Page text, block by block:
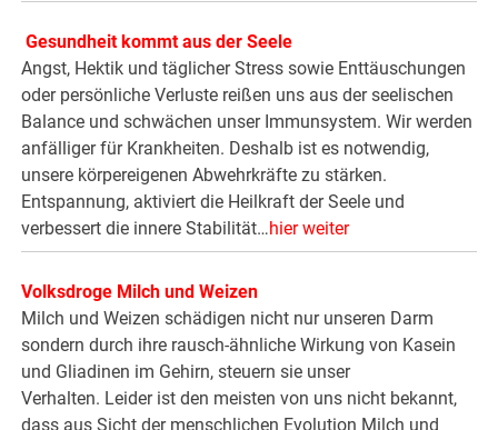
Gesundheit kommt aus der Seele
Angst, Hektik und täglicher Stress sowie Enttäuschungen
oder persönliche Verluste reißen uns aus der seelischen
Balance und schwächen unser Immunsystem. Wir werden
anfälliger für Krankheiten. Deshalb ist es notwendig,
unsere körpereigenen Abwehrkräfte zu stärken.
Entspannung, aktiviert die Heilkraft der Seele und
verbessert die innere Stabilität…hier weiter
Volksdroge Milch und Weizen
Milch und Weizen schädigen nicht nur unseren Darm
sondern durch ihre rausch-ähnliche Wirkung von Kasein
und Gliadinen im Gehirn, steuern sie unser
Verhalten. Leider ist den meisten von uns nicht bekannt,
dass aus Sicht der menschlichen Evolution Milch und